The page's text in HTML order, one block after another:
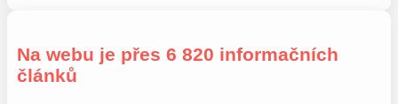
Na webu je přes 6 820 informačních
článků